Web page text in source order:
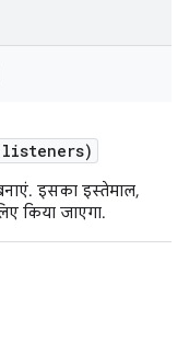
listeners)
इसका इस्तेमाल,
किया जाएगा.